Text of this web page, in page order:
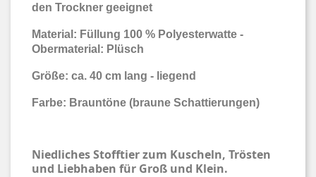
den Trockner geeignet
Material: Füllung 100 % Polyesterwatte -
Obermaterial: Plüsch
Größe: ca. 40 cm lang - liegend
Farbe: Brauntöne (braune Schattierungen)
Niedliches Stofftier zum Kuscheln, Trösten
und Liebhaben für Groß und Klein.